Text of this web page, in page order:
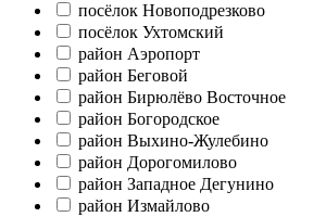
посёлок Новоподрезково
посёлок Ухтомский
район Аэропорт
район Беговой
район Бирюлёво Восточное
район Богородское
район Выхино-Жулебино
район Дорогомилово
район Западное Дегунино
район Измайлово